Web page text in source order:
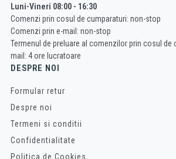
Luni-Vineri 08:00 - 16:30
Comenzi prin cosul de cumparaturi: non-stop
Comenzi prin e-mail: non-stop
Termenul de preluare al comenzilor prin cosul de
mail: 4 ore lucratoare
DESPRE NOI
Formular retur
Despre noi
Termeni si conditii
Confidentialitate
Politica de Cookies